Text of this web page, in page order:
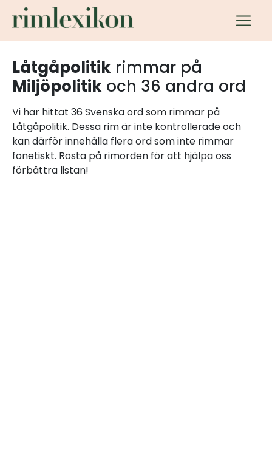
Låtgåpolitik rimmar på
Miljöpolitik och 36 andra ord
Vi har hittat 36 Svenska ord som rimmar på
Låtgåpolitik. Dessa rim är inte kontrollerade och
kan därför innehålla flera ord som inte rimmar
fonetiskt. Rösta på rimorden för att hjälpa oss
förbättra listan!